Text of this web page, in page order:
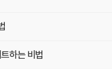
하는 비법